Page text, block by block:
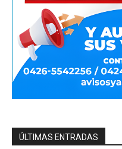
ÚLTIMAS ENTRADAS